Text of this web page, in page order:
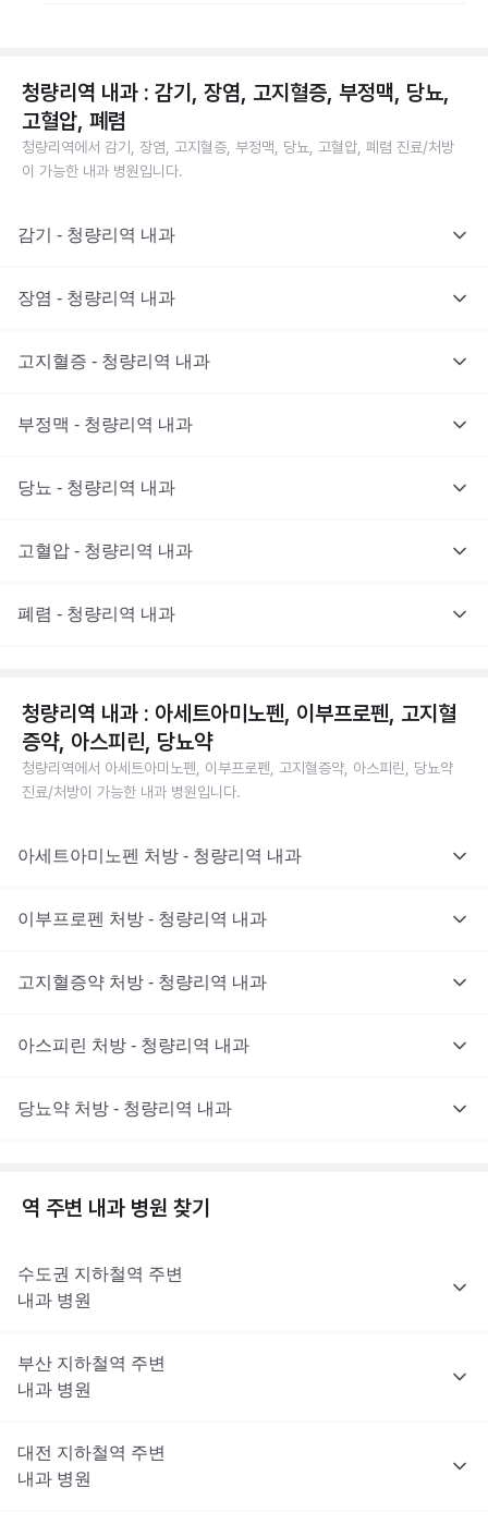
청량리역 내과 : 감기, 장염, 고지혈증, 부정맥, 당뇨,
고혈압, 폐렴
청량리역에서 감기, 장염, 고지혈증, 부정맥, 당뇨, 고혈압, 폐렴 진료/처방
이 가능한 내과 병원입니다.
감기 - 청량리역 내과
장염 - 청량리역 내과
고지혈증 - 청량리역 내과
부정맥 - 청량리역 내과
당뇨 - 청량리역 내과
고혈압 - 청량리역 내과
폐렴 - 청량리역 내과
청량리역 내과 : 아세트아미노펜, 이부프로펜, 고지혈
증약, 아스피린, 당뇨약
청량리역에서 아세트아미노펜, 이부프로펜, 고지혈증약, 아스피린, 당뇨약
진료/처방이 가능한 내과 병원입니다.
아세트아미노펜 처방 - 청량리역 내과
이부프로펜 처방 - 청량리역 내과
고지혈증약 처방 - 청량리역 내과
아스피린 처방 - 청량리역 내과
당뇨약 처방 - 청량리역 내과
역 주변 내과 병원 찾기
수도권 지하철역 주변
내과 병원
부산 지하철역 주변
내과 병원
대전 지하철역 주변
내과 병원